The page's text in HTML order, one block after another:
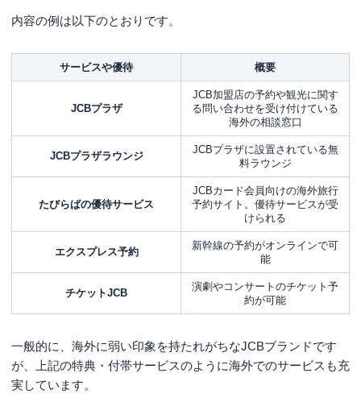
内容の例は以下のとおりです。
サービスや優待 概要
JCBプラザ
JCB加盟店の予約や観光に関す
る問い合わせを受け付けている
海外の相談窓口
JCBプラザラウンジ
JCBプラザに設置されている無
料ラウンジ
たびらばの優待サービス
JCBカード会員向けの海外旅行
予約サイト。優待サービスが受
けられる
エクスプレス予約
新幹線の予約がオンラインで可
能
チケットJCB
演劇やコンサートのチケット予
約が可能
一般的に、海外に弱い印象を持たれがちなJCBブランドです
が、上記の特典・付帯サービスのように海外でのサービスも充
実しています。